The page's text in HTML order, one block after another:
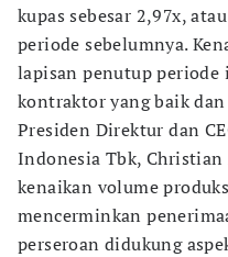
kupas sebesar 2,97x,
periode sebelumnya.
lapisan penutup
kontraktor yang baik
Presiden Direktur dan
Indonesia Tbk, Christian
kenaikan volume
mencerminkan
perseroan didukung